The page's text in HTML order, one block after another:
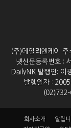
(주)데일리엔케이
넷신문등록번호 :
DailyNK 발행인: 이
발행일자 :
회사소개 알립